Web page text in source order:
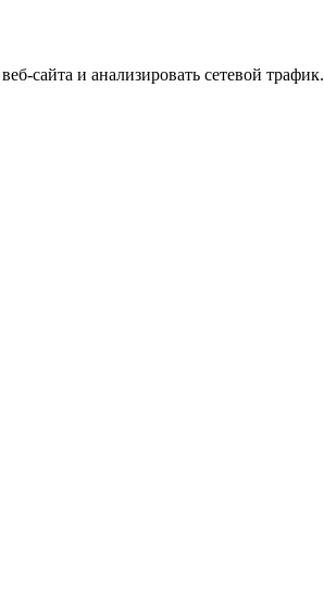
сайта и анализировать сетевой трафик.